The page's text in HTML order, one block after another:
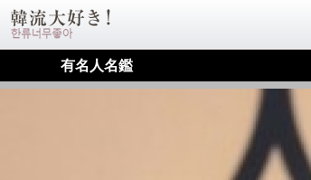
有名人名鑑